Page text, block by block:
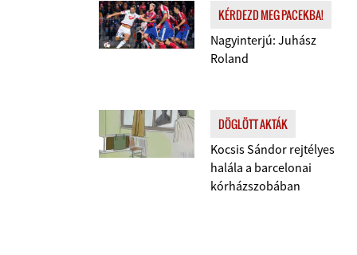
KÉRDEZD MEG PACEKBA!
Nagyinterjú: Juhász
Roland
DÖGLÖTT AKTÁK
Kocsis Sándor rejtélyes
halála a barcelonai
kórházszobában